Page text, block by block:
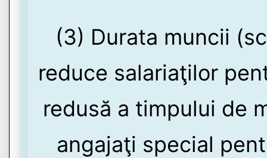
(3) Durata muncii
reduce salariaţilor
redusă a timpului de
angajaţi special